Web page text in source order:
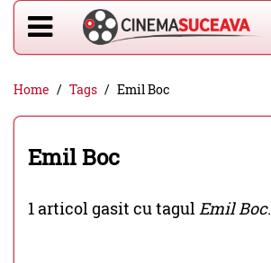
Home Tags Emil Boc
Emil Boc
1 articol gasit cu tagulEmil Boc.